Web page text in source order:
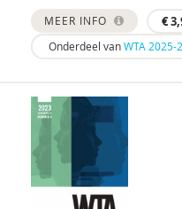
Fabienne Naber
Jasper van Roon
Huub F.J. Savelkoul
Anke Scheeren
MEER INFO €
Onderdeel vanWTA 2025-2